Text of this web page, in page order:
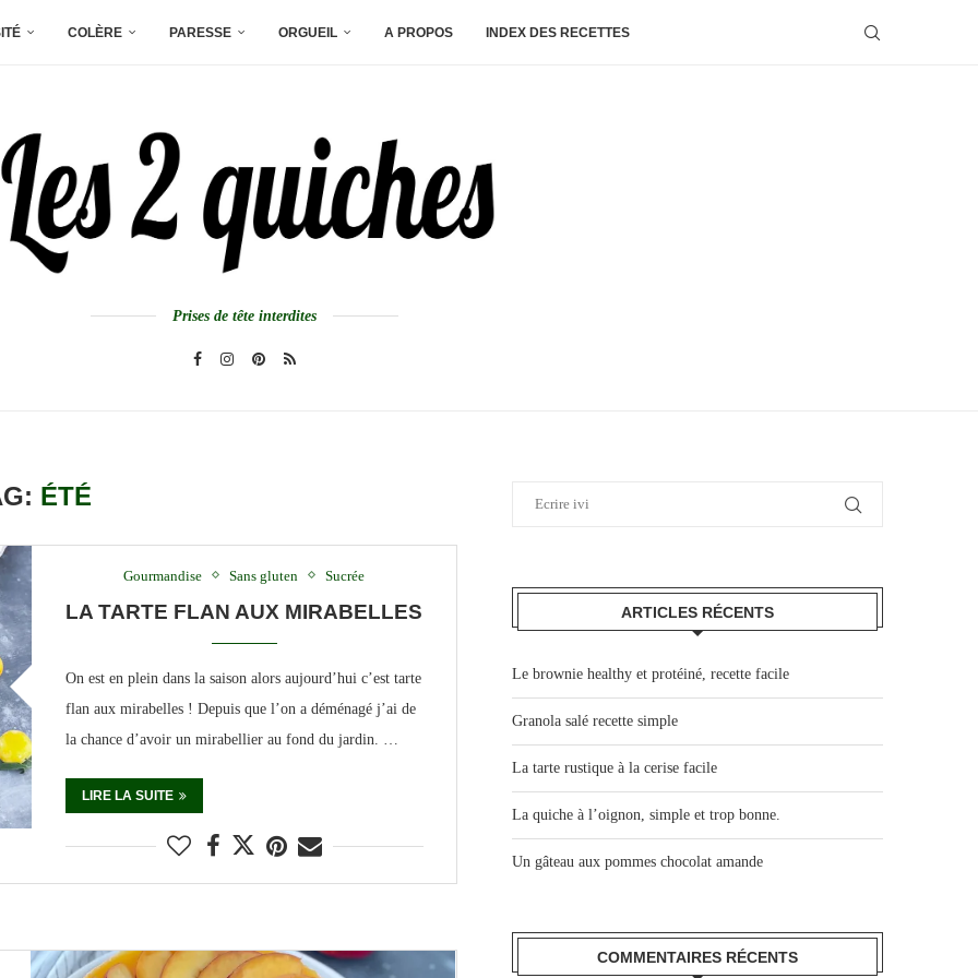
COLÈRE PARESSE ORGUEIL A PROPOS INDEX DES RECETTES
Prises de tête interdites
ÉTÉ
Gourmandise Sans gluten Sucrée
LA TARTE FLAN AUX MIRABELLES
On est en plein dans la saison alors aujourd’hui c’est tarte
flan aux mirabelles ! Depuis que l’on a déménagé j’ai de
la chance d’avoir un mirabellier au fond du jardin. …
LIRE LA SUITE
ARTICLES RÉCENTS
Le brownie healthy et protéiné, recette facile
Granola salé recette simple
La tarte rustique à la cerise facile
La quiche à l’oignon, simple et trop bonne.
Un gâteau aux pommes chocolat amande
COMMENTAIRES RÉCENTS